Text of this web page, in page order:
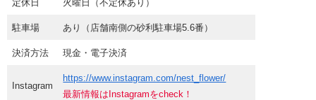
定休日 火曜日（不定休あり）
駐車場 あり（店舗南側の砂利駐車場5.6番）
決済方法 現金・電子決済
Instagram
https://www.instagram.com/nest_flower/
最新情報はInstagramをcheck！